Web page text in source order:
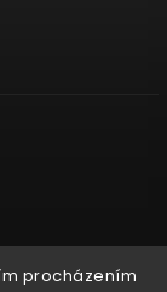
procházením